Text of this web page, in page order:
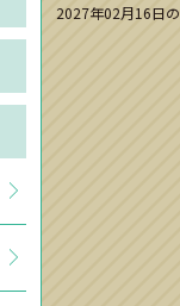
2027年02月16日